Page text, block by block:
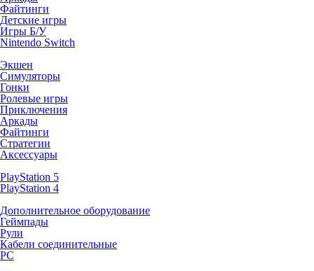
Файтинги
Детские игры
Игры Б/У
Nintendo Switch
Экшен
Симуляторы
Гонки
Ролевые игры
Приключения
Аркады
Файтинги
Стратегии
Аксессуары
PlayStation 5
PlayStation 4
Дополнительное оборудование
Геймпады
Рули
Кабели соединительные
PC